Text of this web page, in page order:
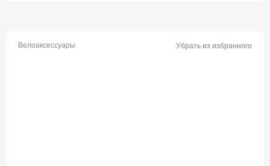
Велоаксессуары Убрать из избранного